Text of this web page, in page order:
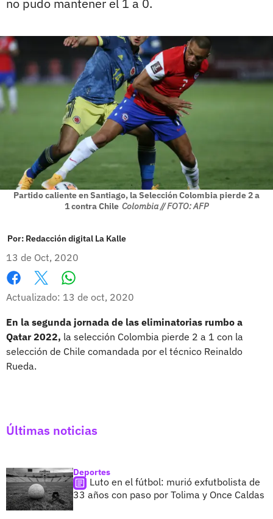
no pudo mantener el 1 a 0.
Partido caliente en Santiago, la Selección Colombia pierde 2 a
1 contra Chile Colombia // FOTO: AFP
Por: Redacción digital La Kalle
13 de Oct, 2020
Facebook
X
Actualizado: 13 de oct, 2020
En la segunda jornada de las eliminatorias rumbo a
Qatar 2022, la selección Colombia pierde 2 a 1 con la
selección de Chile comandada por el técnico Reinaldo
Rueda.
Últimas noticias
Deportes
Luto en el fútbol: murió exfutbolista de
33 años con paso por Tolima y Once Caldas